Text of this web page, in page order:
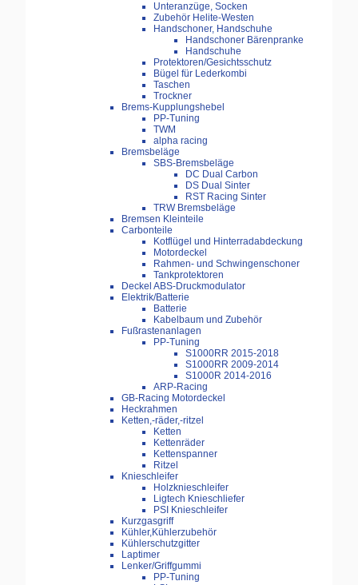
Unteranzüge, Socken
Zubehör Helite-Westen
Handschoner, Handschuhe
Handschoner Bärenpranke
Handschuhe
Protektoren/Gesichtsschutz
Bügel für Lederkombi
Taschen
Trockner
Brems-Kupplungshebel
PP-Tuning
TWM
alpha racing
Bremsbeläge
SBS-Bremsbeläge
DC Dual Carbon
DS Dual Sinter
RST Racing Sinter
TRW Bremsbeläge
Bremsen Kleinteile
Carbonteile
Kotflügel und Hinterradabdeckung
Motordeckel
Rahmen- und Schwingenschoner
Tankprotektoren
Deckel ABS-Druckmodulator
Elektrik/Batterie
Batterie
Kabelbaum und Zubehör
Fußrastenanlagen
PP-Tuning
S1000RR 2015-2018
S1000RR 2009-2014
S1000R 2014-2016
ARP-Racing
GB-Racing Motordeckel
Heckrahmen
Ketten,-räder,-ritzel
Ketten
Kettenräder
Kettenspanner
Ritzel
Knieschleifer
Holzknieschleifer
Ligtech Knieschliefer
PSI Knieschleifer
Kurzgasgriff
Kühler,Kühlerzubehör
Kühlerschutzgitter
Laptimer
Lenker/Griffgummi
PP-Tuning